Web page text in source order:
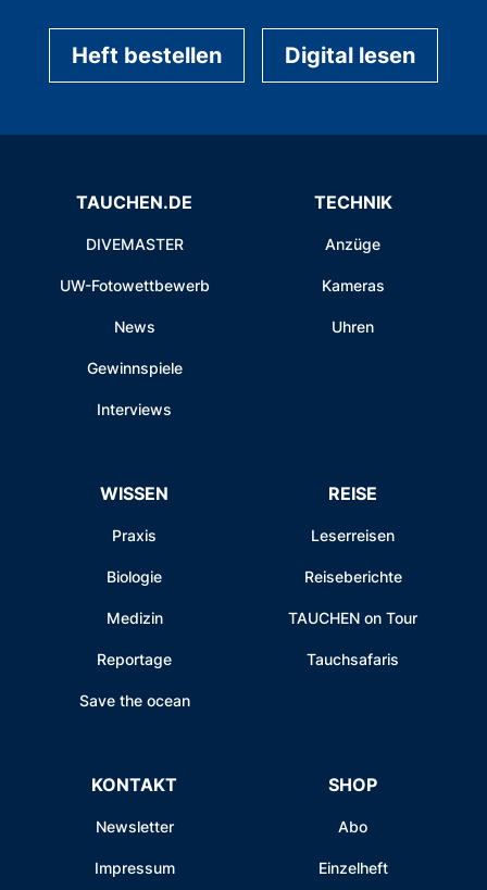
Heft bestellen Digital lesen
TAUCHEN.DE
DIVEMASTER
UW-Fotowettbewerb
News
Gewinnspiele
Interviews
TECHNIK
Anzüge
Kameras
Uhren
WISSEN
Praxis
Biologie
Medizin
Reportage
Save the ocean
REISE
Leserreisen
Reiseberichte
TAUCHEN on Tour
Tauchsafaris
KONTAKT
Newsletter
Impressum
SHOP
Abo
Einzelheft